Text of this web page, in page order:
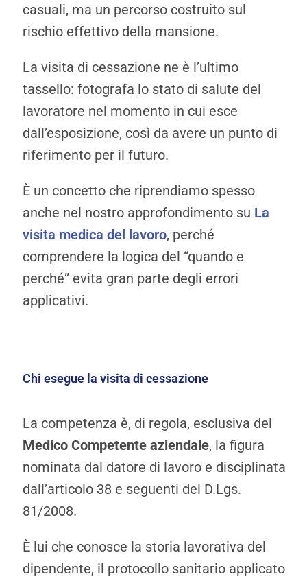
casuali, ma un percorso costruito sul
rischio effettivo della mansione.
La visita di cessazione ne è l’ultimo
tassello: fotografa lo stato di salute del
lavoratore nel momento in cui esce
dall’esposizione, così da avere un punto di
riferimento per il futuro.
È un concetto che riprendiamo spesso
anche nel nostro approfondimento su La
visita medica del lavoro, perché
comprendere la logica del “quando e
perché” evita gran parte degli errori
applicativi.
Chi esegue la visita di cessazione
La competenza è, di regola, esclusiva del
Medico Competente aziendale, la figura
nominata dal datore di lavoro e disciplinata
dall’articolo 38 e seguenti del D.Lgs.
81/2008.
È lui che conosce la storia lavorativa del
dipendente, il protocollo sanitario applicato